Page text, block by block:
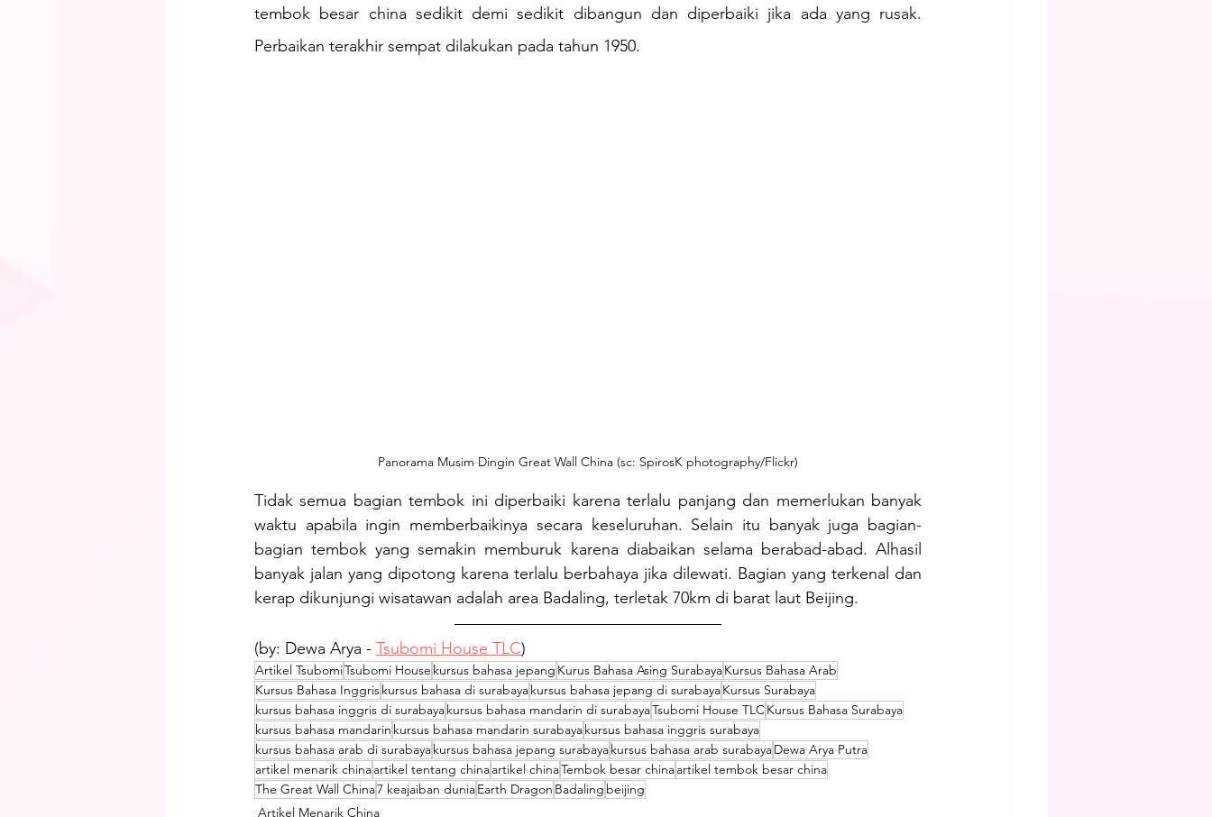
tembok besar china sedikit demi sedikit dibangun dan diperbaiki jika ada yang rusak.
Perbaikan terakhir sempat dilakukan pada tahun 1950.
Panorama Musim Dingin Great Wall China (sc: SpirosK photography/Flickr)
Tidak semua bagian tembok ini diperbaiki karena terlalu panjang dan memerlukan banyak
waktu apabila ingin memberbaikinya secara keseluruhan. Selain itu banyak juga bagian-
bagian tembok yang semakin memburuk karena diabaikan selama berabad-abad. Alhasil
banyak jalan yang dipotong karena terlalu berbahaya jika dilewati. Bagian yang terkenal dan
kerap dikunjungi wisatawan adalah area Badaling, terletak 70km di barat laut Beijing.
(by: Dewa Arya - Tsubomi House TLC)
Artikel TsubomiTsubomi House kursus bahasa jepang Kurus Bahasa Asing SurabayaKursus Bahasa Arab
Kursus Bahasa Inggriskursus bahasa di surabayakursus bahasa jepang di surabayaKursus Surabaya
kursus bahasa inggris di surabayakursus bahasa mandarin di surabayaTsubomi House TLCKursus Bahasa Surabaya
kursus bahasa mandarin kursus bahasa mandarin surabayakursus bahasa inggris surabaya
kursus bahasa arab di surabayakursus bahasa jepang surabayakursus bahasa arab surabayaDewa Arya Putra
artikel menarik chinaartikel tentang chinaartikel chinaTembok besar chinaartikel tembok besar china
The Great Wall China7 keajaiban duniaEarth Dragon Badaling beijing
Artikel Menarik China